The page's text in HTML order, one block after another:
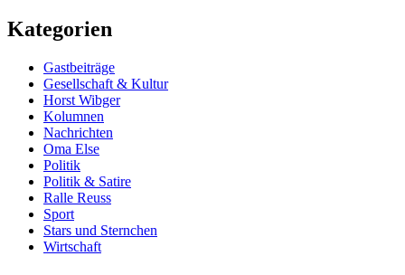
Kategorien
Gastbeiträge
Gesellschaft & Kultur
Horst Wibger
Kolumnen
Nachrichten
Oma Else
Politik
Politik & Satire
Ralle Reuss
Sport
Stars und Sternchen
Wirtschaft